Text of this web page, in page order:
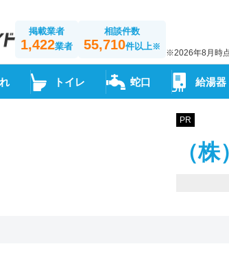
掲載業者
1,422業者
相談件数
55,710件以上※
※2026年8月時
トイレ 蛇口 給湯器
PR
（